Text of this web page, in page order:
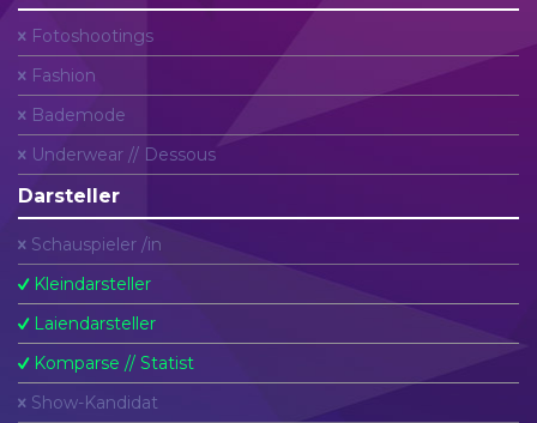
Fotoshootings
Fashion
Bademode
Underwear // Dessous
Darsteller
Schauspieler /in
Kleindarsteller
Laiendarsteller
Komparse // Statist
Show-Kandidat